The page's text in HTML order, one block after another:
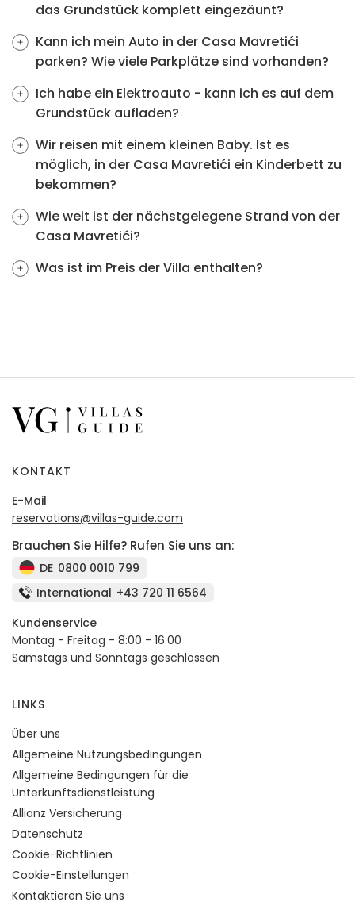
das Grundstück komplett eingezäunt?
Kann ich mein Auto in der Casa Mavretići
parken? Wie viele Parkplätze sind vorhanden?
Ich habe ein Elektroauto - kann ich es auf dem
Grundstück aufladen?
Wir reisen mit einem kleinen Baby. Ist es
möglich, in der Casa Mavretići ein Kinderbett zu
bekommen?
Wie weit ist der nächstgelegene Strand von der
Casa Mavretići?
Was ist im Preis der Villa enthalten?
KONTAKT
E-Mail
reservations@villas-guide.com
Brauchen Sie Hilfe? Rufen Sie uns an:
DE 0800 0010 799
International +43 720 11 6564
Kundenservice
Montag - Freitag - 8:00 - 16:00
Samstags und Sonntags geschlossen
LINKS
Über uns
Allgemeine Nutzungsbedingungen
Allgemeine Bedingungen für die
Unterkunftsdienstleistung
Allianz Versicherung
Datenschutz
Cookie-Richtlinien
Cookie-Einstellungen
Kontaktieren Sie uns